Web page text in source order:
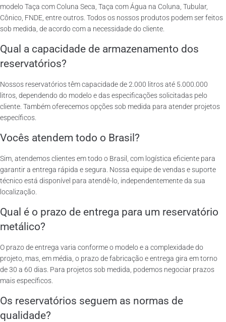
modelo Taça com Coluna Seca, Taça com Água na Coluna, Tubular,
Cônico, FNDE, entre outros. Todos os nossos produtos podem ser feitos
sob medida, de acordo com a necessidade do cliente.
Qual a capacidade de armazenamento dos
reservatórios?
Nossos reservatórios têm capacidade de 2.000 litros até 5.000.000
litros, dependendo do modelo e das especificações solicitadas pelo
cliente. Também oferecemos opções sob medida para atender projetos
específicos.
Vocês atendem todo o Brasil?
Sim, atendemos clientes em todo o Brasil, com logística eficiente para
garantir a entrega rápida e segura. Nossa equipe de vendas e suporte
técnico está disponível para atendê-lo, independentemente da sua
localização.
Qual é o prazo de entrega para um reservatório
metálico?
O prazo de entrega varia conforme o modelo e a complexidade do
projeto, mas, em média, o prazo de fabricação e entrega gira em torno
de 30 a 60 dias. Para projetos sob medida, podemos negociar prazos
mais específicos.
Os reservatórios seguem as normas de
qualidade?